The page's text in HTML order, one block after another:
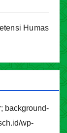
Humas
background-
wp-